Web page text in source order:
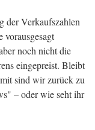
der Verkaufszahlen
noch nicht die
eingepreist. Bleibt
sind wir zurück zu
– oder wie seht ihr